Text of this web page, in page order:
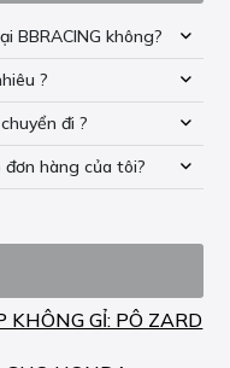
BBRACING không?
?
đi ?
hàng của tôi?
KHÔNG GỈ: PÔ ZARD